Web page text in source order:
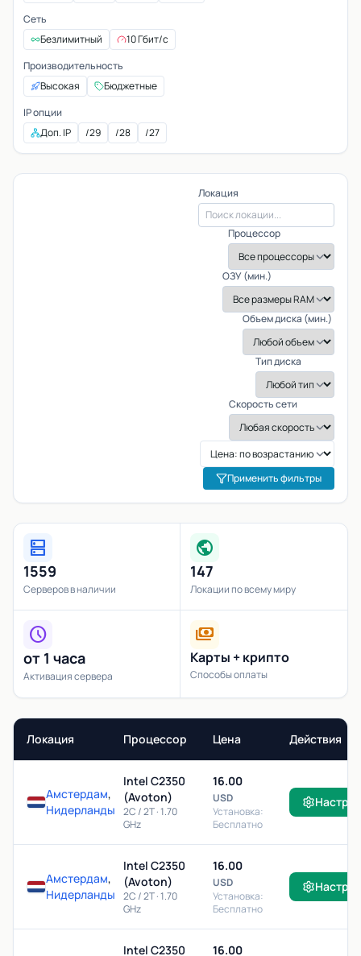
Сеть
Безлимитный
10 Гбит/с
Производительность
Высокая
Бюджетные
IP опции
Доп. IP
/29 /28 /27
Локация
Процессор
ОЗУ (мин.)
Объем диска (мин.)
Тип диска
Скорость сети
Применить фильтры
dns
1559
Серверов в наличии
public
147
Локации по всему миру
schedule
от 1 часа
Активация сервера
payments
Карты + крипто
Способы оплаты
Локация Процессор Цена Действия
Амстердам,
Нидерланды
Intel C2350
(Avoton)
2C / 2T · 1.70
GHz
16.00
USD
Установка:
Бесплатно
Амстердам,
Нидерланды
Intel C2350
(Avoton)
2C / 2T · 1.70
GHz
16.00
USD
Установка:
Бесплатно
Intel C2350 16.00